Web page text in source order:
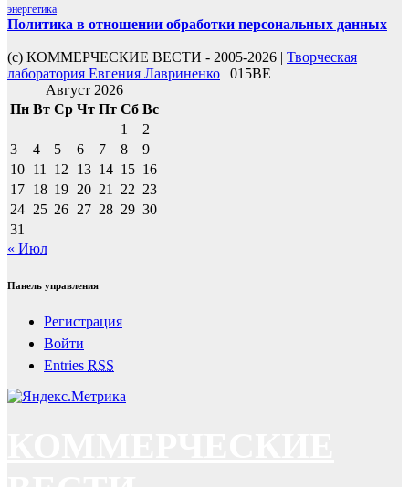
энергетика
Политика в отношении обработки персональных данных
(с) КОММЕРЧЕСКИЕ ВЕСТИ - 2005-2026 | Творческая
лаборатория Евгения Лавриненко | 015BE
Август 2026
Пн Вт Ср Чт Пт Сб Вс
1
2
3
4 5 6 7 8
9
10 11 12 13 14 15 16
17 18 19 20 21 22 23
24 25 26 27 28 29 30
31
« Июл
Панель управления
Регистрация
Войти
Entries RSS